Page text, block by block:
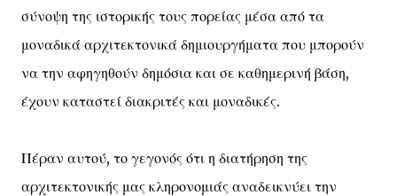
σύνοψη της ιστορικής τους πορείας μέσα από τα
μοναδικά αρχιτεκτονικά δημιουργήματα που μπορούν
να την αφηγηθούν δημόσια και σε καθημερινή βάση,
έχουν καταστεί διακριτές και μοναδικές.
Πέραν αυτού, το γεγονός ότι η διατήρηση της
αρχιτεκτονικής μας κληρονομιάς αναδεικνύει την